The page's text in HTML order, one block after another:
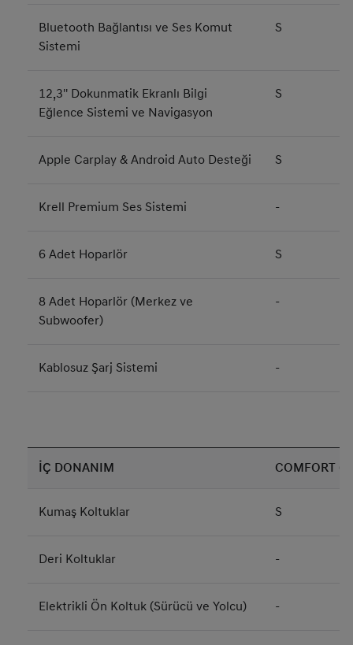
Bluetooth Bağlantısı ve Ses Komut
Sistemi
S
12,3'' Dokunmatik Ekranlı Bilgi
Eğlence Sistemi ve Navigasyon
S
Apple Carplay & Android Auto Desteği S
Krell Premium Ses Sistemi -
6 Adet Hoparlör S
8 Adet Hoparlör (Merkez ve
Subwoofer)
-
Kablosuz Şarj Sistemi -
İÇ DONANIM COMFORT
Kumaş Koltuklar S
Deri Koltuklar -
Elektrikli Ön Koltuk (Sürücü ve Yolcu) -